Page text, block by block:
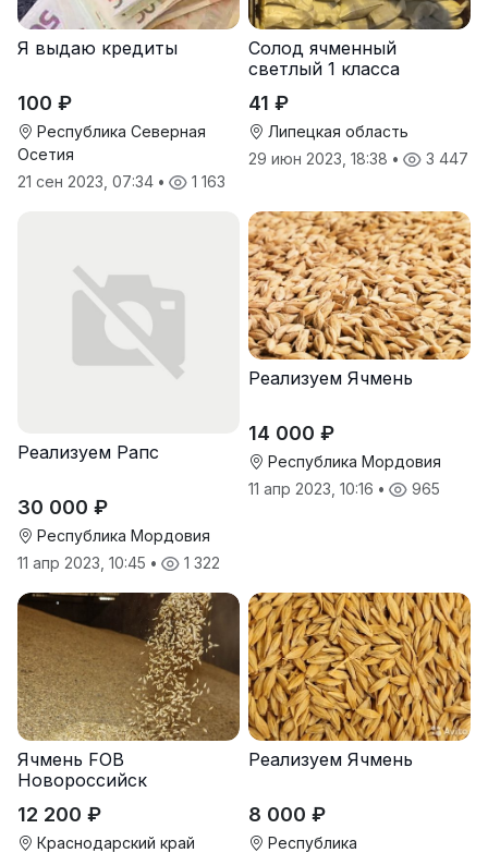
Я выдаю кредиты
100 ₽
Республика Северная
Осетия
21 сен 2023, 07:34 • 1 163
Солод ячменный
светлый 1 класса
41 ₽
Липецкая область
29 июн 2023, 18:38 • 3 447
Реализуем Рапс
30 000 ₽
Республика Мордовия
11 апр 2023, 10:45 • 1 322
Реализуем Ячмень
14 000 ₽
Республика Мордовия
11 апр 2023, 10:16 • 965
Ячмень FOB
Новороссийск
12 200 ₽
Краснодарский край
Реализуем Ячмень
8 000 ₽
Республика